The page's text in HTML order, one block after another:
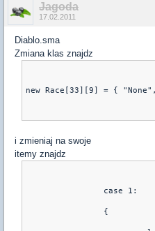
Jagoda
17.02.2011
Diablo.sma
Zmiana klas znajdz
new Race[33][9] = {
i zmieniaj na swoje
itemy znajdz
		case 1:
		{